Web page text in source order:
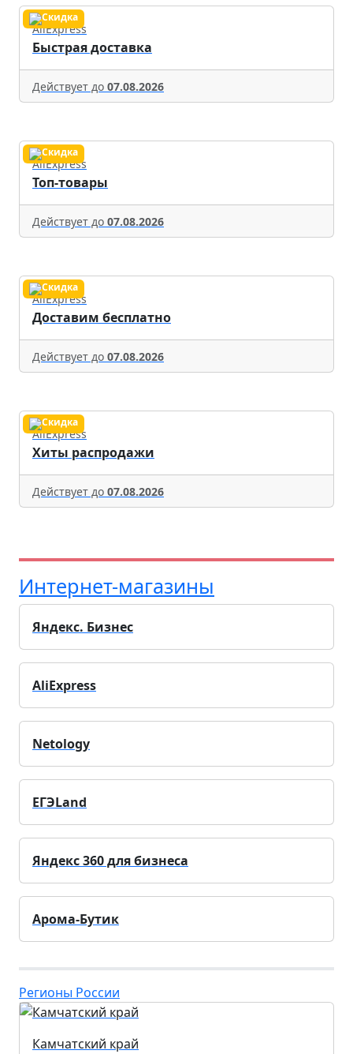
AliExpress
Быстрая доставка
Действует до 07.08.2026
AliExpress
Топ-товары
Действует до 07.08.2026
AliExpress
Доставим бесплатно
Действует до 07.08.2026
AliExpress
Хиты распродажи
Действует до 07.08.2026
Интернет-магазины
Яндекс. Бизнес
AliExpress
Netology
ЕГЭLand
Яндекс 360 для бизнеса
Арома-Бутик
Регионы России
Камчатский край